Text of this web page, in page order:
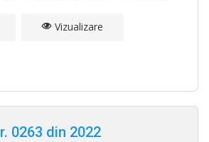
Vizualizare
0263 din 2022